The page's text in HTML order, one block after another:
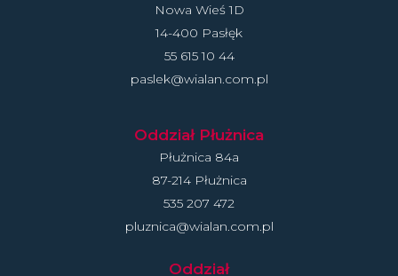
Nowa Wieś 1D
14-400 Pasłęk
55 615 10 44
paslek@wialan.com.pl
Oddział Płużnica
Płużnica 84a
87-214 Płużnica
535 207 472
pluznica@wialan.com.pl
Oddział